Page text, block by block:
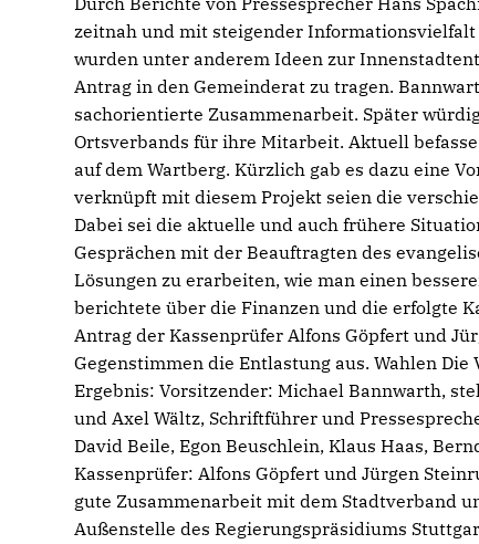
zeitnah und mit steigender
wurden unter anderem Ideen zur
Antrag in den Gemeinderat zu tragen.
sachorientierte Zusammenarbeit. Später
Ortsverbands für ihre Mitarbeit. Aktuell
auf dem Wartberg. Kürzlich gab es dazu eine
verknüpft mit diesem Projekt seien die
Dabei sei die aktuelle und auch frühere
Gesprächen mit der Beauftragten des
Lösungen zu erarbeiten, wie man einen
berichtete über die Finanzen und die erfolgte
Antrag der Kassenprüfer Alfons Göpfert und
Gegenstimmen die Entlastung aus. Wahlen
Ergebnis: Vorsitzender: Michael Bannwarth,
und Axel Wältz, Schriftführer und
David Beile, Egon Beuschlein, Klaus Haas,
Kassenprüfer: Alfons Göpfert und Jürgen
gute Zusammenarbeit mit dem Stadtverband
Außenstelle des Regierungspräsidiums